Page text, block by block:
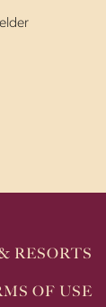
RESORTS
OF USE